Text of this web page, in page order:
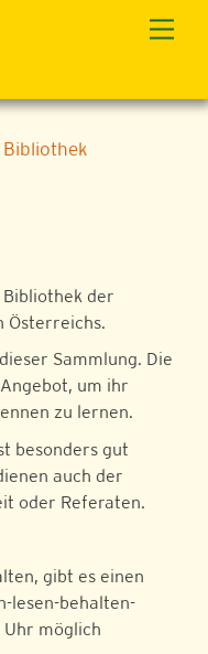
Bibliothek
der
Österreichs.
Sammlung. Die
um ihr
zu lernen.
besonders gut
auch der
oder Referaten.
gibt es einen
lesen-behalten-
möglich